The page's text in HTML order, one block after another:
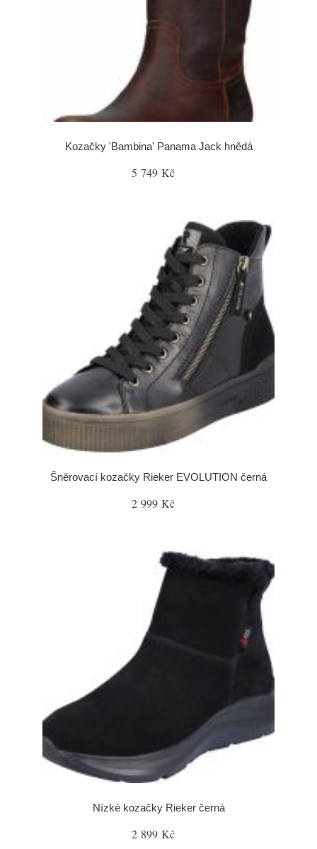
Kozačky 'Bambina' Panama Jack hnědá
5 749 Kč
Šněrovací kozačky Rieker EVOLUTION černá
2 999 Kč
Nízké kozačky Rieker černá
2 899 Kč